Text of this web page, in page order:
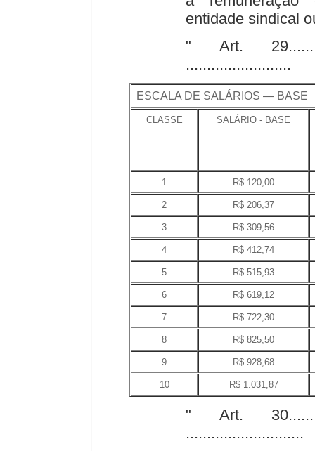
entidade sindical
" Art.
.........................
ESCALA DE SALÁRIOS — BASE
CLASSE SALÁRIO - BASE
1 R$ 120,00
2 R$ 206,37
3 R$ 309,56
4 R$ 412,74
5 R$ 515,93
6 R$ 619,12
7 R$ 722,30
8 R$ 825,50
9 R$ 928,68
10 R$ 1.031,87
" Art.
............................